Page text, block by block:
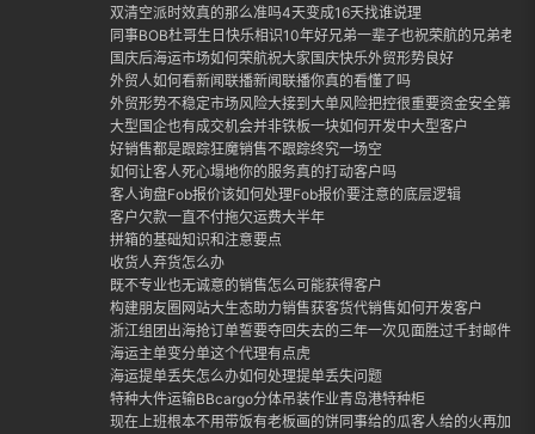
双清空派时效真的那么准吗4天变成16天找谁说理
同事BOB杜哥生日快乐相识10年好兄弟一辈子也祝荣航的兄弟老
国庆后海运市场如何荣航祝大家国庆快乐外贸形势良好
外贸人如何看新闻联播新闻联播你真的看懂了吗
外贸形势不稳定市场风险大接到大单风险把控很重要资金安全第一
大型国企也有成交机会并非铁板一块如何开发中大型客户
好销售都是跟踪狂魔销售不跟踪终究一场空
如何让客人死心塌地你的服务真的打动客户吗
客人询盘Fob报价该如何处理Fob报价要注意的底层逻辑
客户欠款一直不付拖欠运费大半年
拼箱的基础知识和注意要点
收货人弃货怎么办
既不专业也无诚意的销售怎么可能获得客户
构建朋友圈网站大生态助力销售获客货代销售如何开发客户
浙江组团出海抢订单誓要夺回失去的三年一次见面胜过千封邮件外
海运主单变分单这个代理有点虎
海运提单丢失怎么办如何处理提单丢失问题
特种大件运输BBcargo分体吊装作业青岛港特种柜
现在上班根本不用带饭有老板画的饼同事给的瓜客人给的火再加上